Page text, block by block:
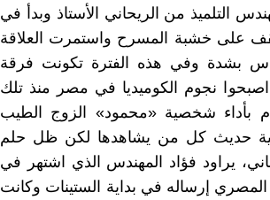
التلميذ من الريحاني الأستاذ وبدأ في
على خشبة المسرح واستمرت العلاقة
بشدة وفي هذه الفترة تكونت فرقة
من مجموعة اصبحوا نجوم الكوميديا في مصر منذ تلك
بأداء شخصية «محمود» الزوج الطيب
حديث كل من يشاهدها لكن ظل حلم
يراود فؤاد المهندس الذي اشتهر في
المصري إرساله في بداية الستينات وكانت